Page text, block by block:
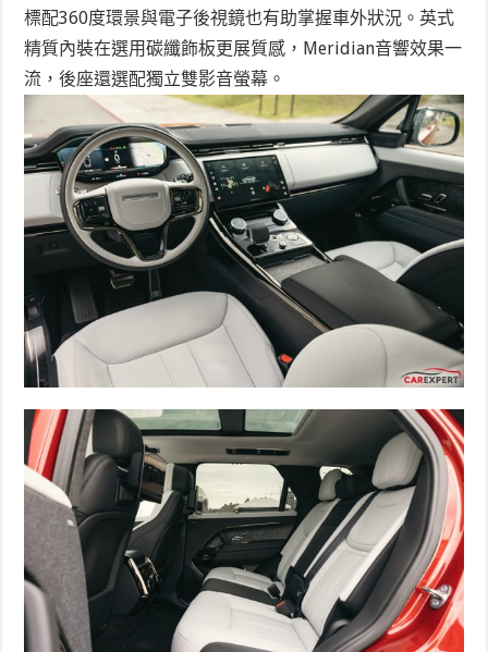
標配360度環景與電子後視鏡也有助掌握車外狀況。英式
精質內裝在選用碳纖飾板更展質感，Meridian音響效果一
流，後座還選配獨立雙影音螢幕。